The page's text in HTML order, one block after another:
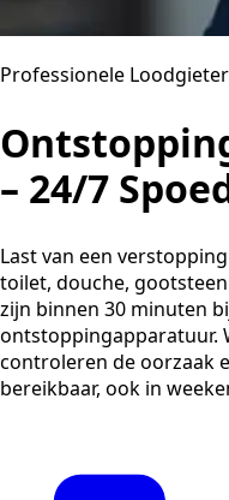
Professionele
– 24/7
Last van een
toilet, douche,
zijn binnen 30 minuten
ontstoppingapparatuur.
controleren de oorzaak
bereikbaar, ook in